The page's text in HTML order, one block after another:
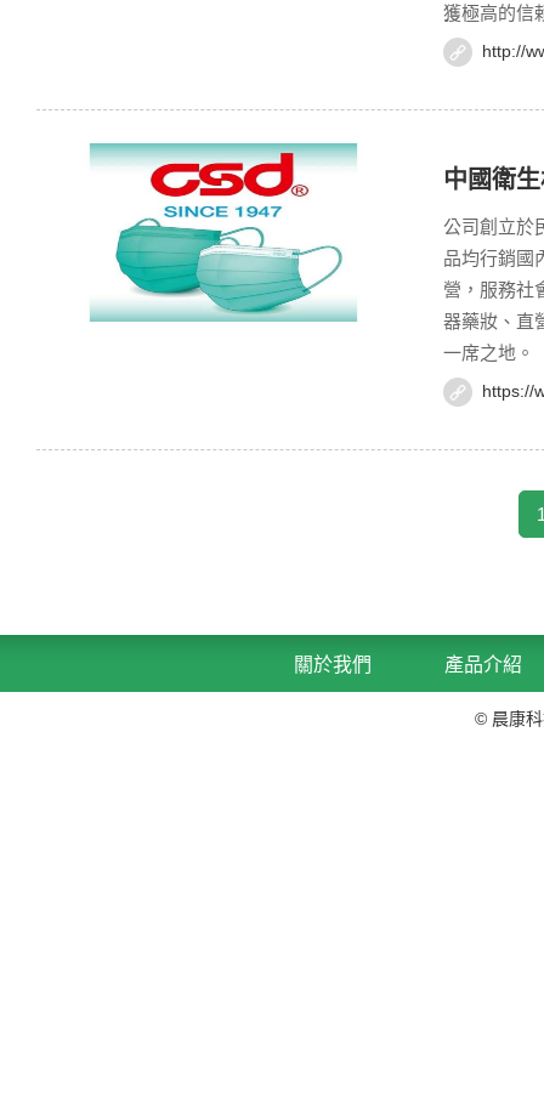
獲極高的信
http://
中國衛
公司創立於
品均行銷國
營，服務社
器藥妝、直
一席之地。
https://
關於我們 產品介紹
© 晨康